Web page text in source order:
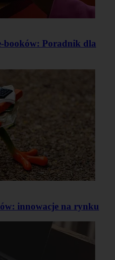
booków: Poradnik dla
innowacje na rynku